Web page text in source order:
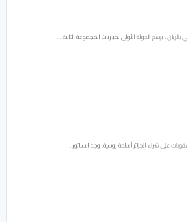
، برسم الجولة الأولى لمباريات المجموعة الثانية،…
على شراء الجزائر أسلحة روسية. وجه السناتور…